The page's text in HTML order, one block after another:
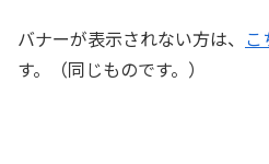
バナーが表示されない方は、 こ
す。（同じものです。）